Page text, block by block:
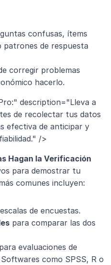
confusas, ítems
patrones de respuesta
corregir problemas
hacerlo.
description="Lleva a
de recolectar tus datos
efectiva de anticipar y
/>
para demostrar tu
comunes incluyen:
de encuestas.
para comparar las dos
para evaluaciones de
como SPSS, R o